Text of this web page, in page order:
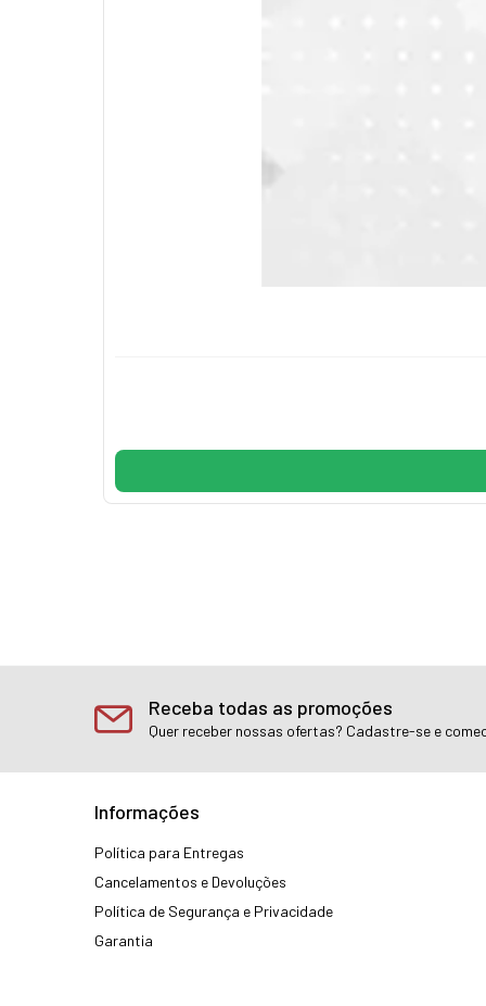
Receba todas as promoções
Quer receber nossas ofertas? Cadastre-se e
Informações
Política para Entregas
Cancelamentos e Devoluções
Política de Segurança e Privacidade
Garantia